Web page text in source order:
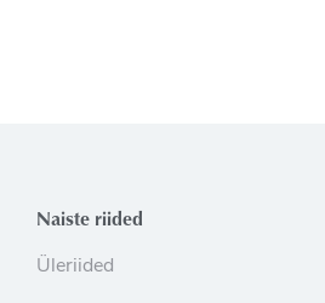
Naiste riided
Üleriided